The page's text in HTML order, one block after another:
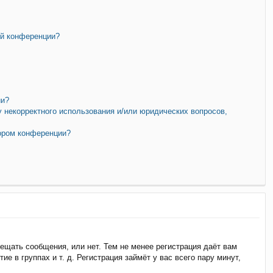
конференции?
использования и/или юридических вопросов,
конференции?
сообщения, или нет. Тем не менее регистрация даёт вам
в группах и т. д. Регистрация займёт у вас всего пару минут,